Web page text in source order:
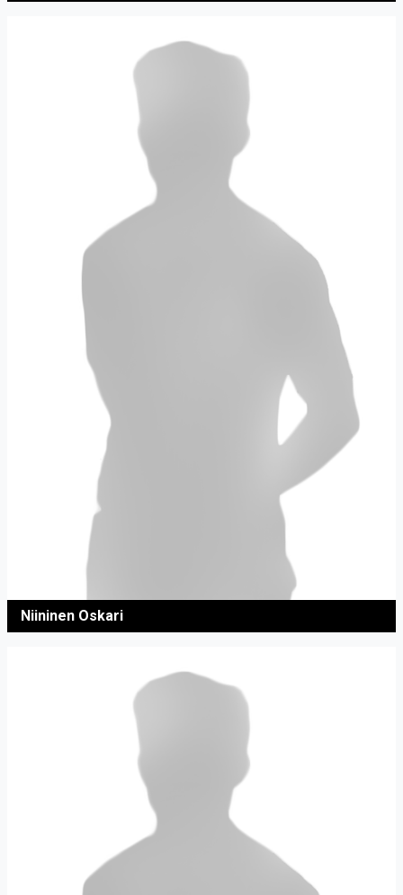
Niininen Oskari